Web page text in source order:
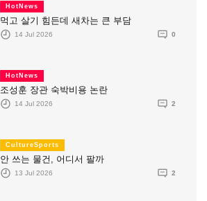
HotNews
먹고 살기 힘든데 새차는 큰 부담
14 Jul 2026 0
HotNews
조성훈 장관 숙박비용 논란
14 Jul 2026 2
CultureSports
안 쓰는 물건, 어디서 팔까
13 Jul 2026 2